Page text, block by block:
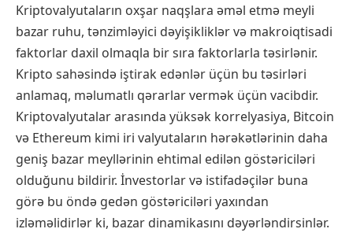
Kriptovalyutaların oxşar naqşlara əməl etmə meyli
bazar ruhu, tənzimləyici dəyişikliklər və makroiqtisadi
faktorlar daxil olmaqla bir sıra faktorlarla təsirlənir.
Kripto sahəsində iştirak edənlər üçün bu təsirləri
anlamaq, məlumatlı qərarlar vermək üçün vacibdir.
Kriptovalyutalar arasında yüksək korrelyasiya, Bitcoin
və Ethereum kimi iri valyutaların hərəkətlərinin daha
geniş bazar meyllərinin ehtimal edilən göstəriciləri
olduğunu bildirir. İnvestorlar və istifadəçilər buna
görə bu öndə gedən göstəriciləri yaxından
izləməlidirlər ki, bazar dinamikasını dəyərləndirsinlər.